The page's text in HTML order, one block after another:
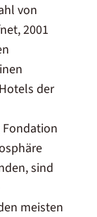
von
2001
der
sind
meisten